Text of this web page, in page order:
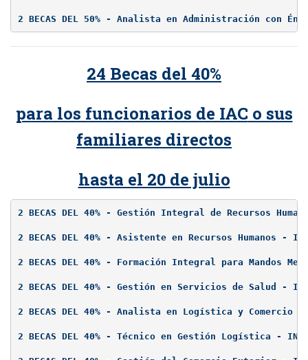
2 BECAS DEL 50% - Analista en Administración con
24 Becas del 40%
para los funcionarios de IAC o sus
familiares directos
hasta el 20 de julio
2 BECAS DEL 40% - Gestión Integral de Recursos
2 BECAS DEL 40% - Asistente en Recursos Humanos -
2 BECAS DEL 40% - Formación Integral para Mandos
2 BECAS DEL 40% - Gestión en Servicios de Salud -
2 BECAS DEL 40% - Analista en Logística y Comercio
2 BECAS DEL 40% - Técnico en Gestión Logística -